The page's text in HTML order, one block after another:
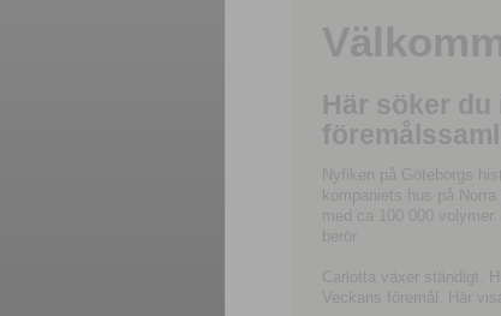
Här söker
Nyfiken på Göteborgs
kompaniets hus på
med ca 100 000
berör.
Carlotta växer ständigt.
Veckans föremål. Här